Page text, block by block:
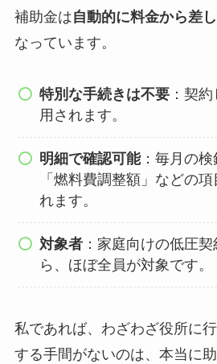
補助金は自動的に料金から差
なっています。
特別な手続きは不要 ：契
用されます。
明細で確認可能：毎月の
「燃料費調整額」などの
れます。
対象者 ：家庭向けの低圧
ら、ほぼ全員が対象です。
私であれば、わざわざ役所に
する手間がないのは、本当に